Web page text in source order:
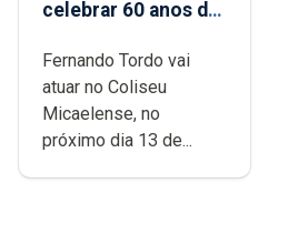
celebrar 60 anos de
Micaelense
Fernando Tordo vai
atuar no Coliseu
Micaelense, no
próximo dia 13 de...